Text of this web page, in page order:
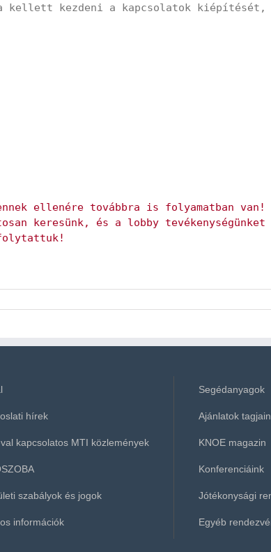
kezdeni a kapcsolatok kiépítését,
ellenére továbbra is folyamatban van!
keresünk, és a lobby
hírek
kapcsolatos MTI közlemények
szabályok és jogok
információk
Segédanyagok
Ajánlatok
KNOE magazin
Konferenciáink
Jótékonysági
Egyéb